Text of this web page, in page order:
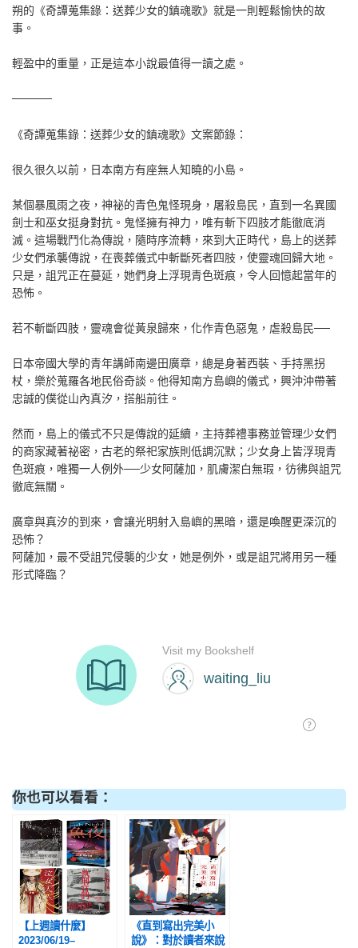
朔的《奇譚蒐集錄：送葬少女的鎮魂歌》就是一則輕鬆愉快的故
事。
輕盈中的重量，正是這本小說最值得一讀之處。
─────
《奇譚蒐集錄：送葬少女的鎮魂歌》文案節錄：
很久很久以前，日本南方有座無人知曉的小島。
某個暴風雨之夜，神祕的青色鬼怪現身，屠殺島民，直到一名異國
劍士和巫女挺身對抗。鬼怪擁有神力，唯有斬下四肢才能徹底消
滅。這場戰鬥化為傳說，隨時序流轉，來到大正時代，島上的送葬
少女們承襲傳說，在喪葬儀式中斬斷死者四肢，使靈魂回歸大地。
只是，詛咒正在蔓延，她們身上浮現青色斑痕，令人回憶起當年的
恐怖。
若不斬斷四肢，靈魂會從黃泉歸來，化作青色惡鬼，虐殺島民──
日本帝國大學的青年講師南邊田廣章，總是身著西裝、手持黑拐
杖，樂於蒐羅各地民俗奇談。他得知南方島嶼的儀式，興沖沖帶著
忠誠的僕從山內真汐，搭船前往。
然而，島上的儀式不只是傳說的延續，主持葬禮事務並管理少女們
的商家藏著祕密，古老的祭祀家族則低調沉默；少女身上皆浮現青
色斑痕，唯獨一人例外──少女阿薩加，肌膚潔白無瑕，彷彿與詛咒
徹底無關。
廣章與真汐的到來，會讓光明射入島嶼的黑暗，還是喚醒更深沉的
恐怖？
阿薩加，最不受詛咒侵襲的少女，她是例外，或是詛咒將用另一種
形式降臨？
你也可以看看：
【上週讀什麼】
2023/06/19–
《直到寫出完美小
說》：對於讀者來說